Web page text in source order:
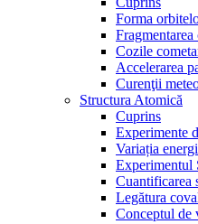
Forma
Cozile
Accelerarea
Curenţii
Structura Atomică
Cuprins
Experimente
Variația
Experimentul
Cuantificarea
Legătura
Conceptul de